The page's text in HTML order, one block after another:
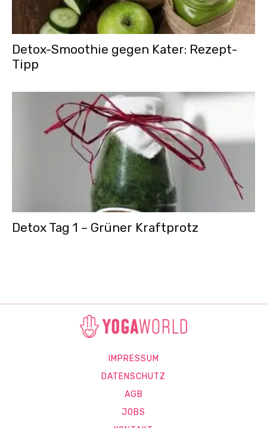
Detox-Smoothie gegen Kater: Rezept-
Tipp
Detox Tag 1 – Grüner Kraftprotz
IMPRESSUM
DATENSCHUTZ
AGB
JOBS